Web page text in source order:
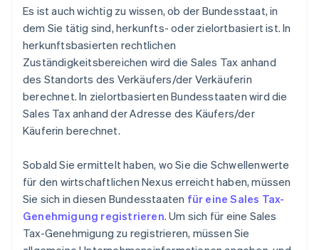
Es ist auch wichtig zu wissen, ob der Bundesstaat, in
dem Sie tätig sind, herkunfts- oder zielortbasiert ist. In
herkunftsbasierten rechtlichen
Zuständigkeitsbereichen wird die Sales Tax anhand
des Standorts des Verkäufers/der Verkäuferin
berechnet. In zielortbasierten Bundesstaaten wird die
Sales Tax anhand der Adresse des Käufers/der
Käuferin berechnet.
Sobald Sie ermittelt haben, wo Sie die Schwellenwerte
für den wirtschaftlichen Nexus erreicht haben, müssen
Sie sich in diesen Bundesstaaten für eine Sales Tax-
Genehmigung registrieren. Um sich für eine Sales
Tax-Genehmigung zu registrieren, müssen Sie